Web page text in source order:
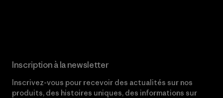
Inscription à la newsletter
Inscrivez-vous pour recevoir des actualités sur nos
produits, des histoires uniques, des informations sur